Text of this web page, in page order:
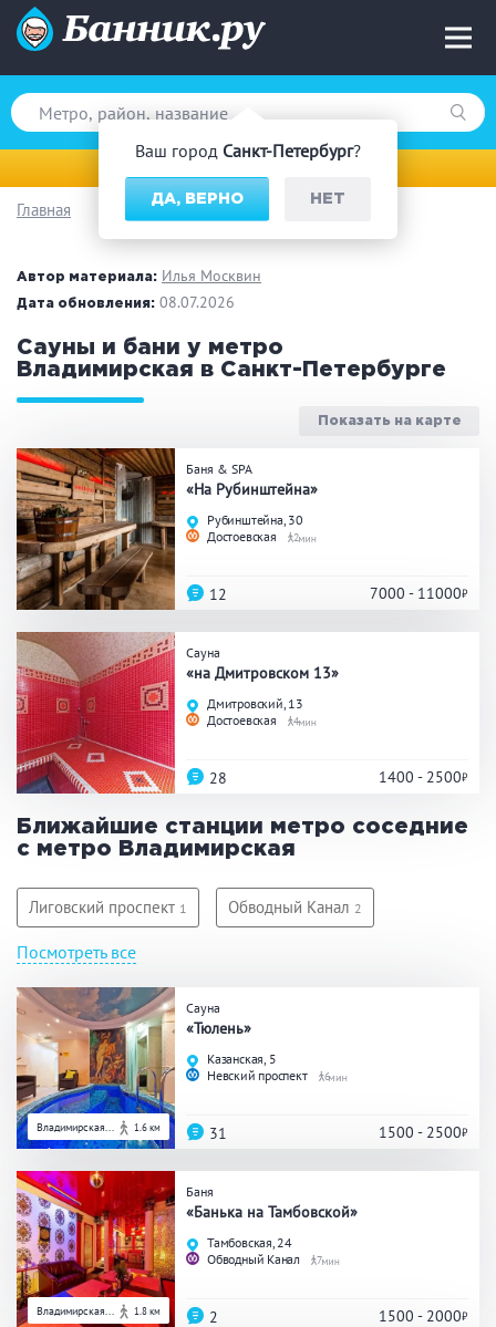
Ваш город Санкт-Петербург?
ДА, ВЕРНО НЕТ
Вид парной
Русская баня
Финская сауна
На дровах
Загородный отдых
Премиум бани
Праздник/Корпоратив
Вместимость
до 10 человек
от 20 человек
Банные услуги
Массаж
Веники
Гидромассаж
Банный чан
Общие
Круглосуточно
Общественные бани
Банный комплекс
Аква-зона
Джакузи
Бассейн
Купель
Обливная кадушка
Главная
Автор материала: Илья Москвин
Дата обновления: 08.07.2026
Сауны и бани у метро
Владимирская в Санкт-Петербурге
Показать на карте
Баня & SPA
«На Рубинштейна»
Рубинштейна, 30
Достоевская
2
7000 - 11000
12
Сауна
«на Дмитровском 13»
Дмитровский, 13
Достоевская
4
1400 - 2500
28
Ближайшие станции метро соседние
с метро Владимирская
Лиговский проспект 1 Обводный Канал 2
Площадь Восстания
Гостиный двор1
Посмотреть все
Владимирская... 1.6 км
Сауна
«Тюлень»
Казанская, 5
Невский проспект
6
1500 - 2500
31
Владимирская... 1.8 км
Баня
«Банька на Тамбовской»
Тамбовская, 24
Обводный Канал
7
1500 - 2000
2